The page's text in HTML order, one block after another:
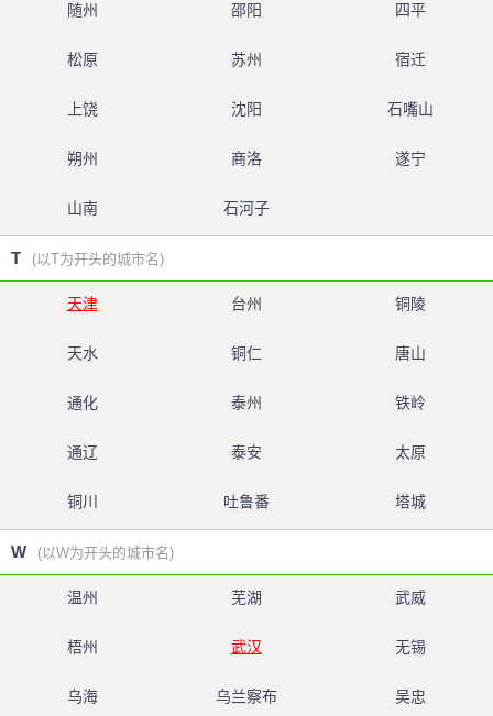
随州 邵阳 四平
松原 苏州 宿迁
上饶 沈阳 石嘴山
朔州 商洛 遂宁
山南 石河子
T (以T为开头的城市名)
天津 台州 铜陵
天水 铜仁 唐山
通化 泰州 铁岭
通辽 泰安 太原
铜川 吐鲁番 塔城
W (以W为开头的城市名)
温州 芜湖 武威
梧州 武汉 无锡
乌海 乌兰察布 吴忠